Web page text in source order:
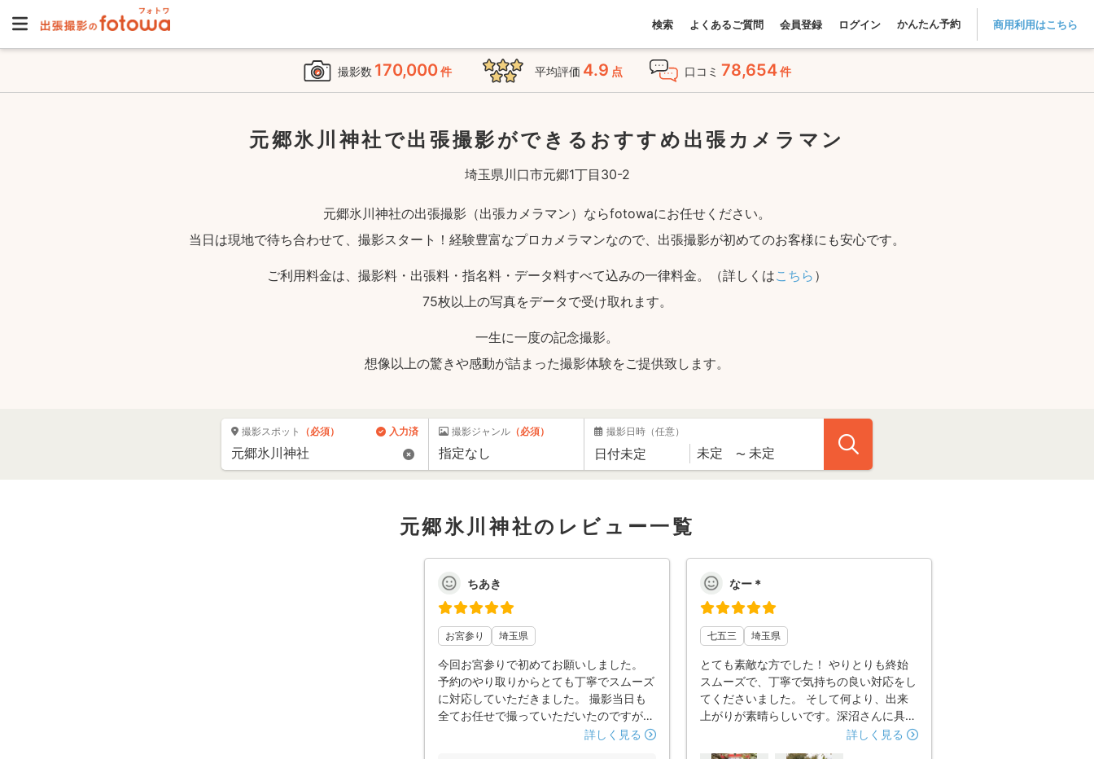
検索 よくあるご質問 会員登録 ログイン かんたん予約 商用利用はこちら
撮影数 170,000件 平均評価 4.9 点 口コミ 78,654件
元郷氷川神社で出張撮影ができる おすすめ出張カメラマン
埼玉県川口市元郷1丁目30-2
元郷氷川神社の出張撮影（出張カメラマン）ならfotowaにお任せください。
当日は現地で待ち合わせて、撮影スタート！経験豊富なプロカメラマンなので、出張撮影が初めてのお客様にも安心です。
ご利用料金は、撮影料・出張料・指名料・データ料すべて込みの一律料金。（詳しくはこちら ）
75枚以上の写真をデータで受け取れます。
一生に一度の記念撮影。
想像以上の驚きや感動が詰まった撮影体験をご提供致します。
撮影スポット （必須） 入力済 撮影ジャンル （必須） 撮影日時 （任意）
元郷氷川神社のレビュー一覧
ちあき
お宮参り 埼玉県
今回お宮参りで初めてお願いしました。
予約のやり取りからとても丁寧でスムーズ
に対応していただきました。 撮影当日も
全てお任せで撮っていただいたのですが、
凄く満足できる仕上がりでした。 撮影デ
詳しく見る
なー＊
七五三 埼玉県
とても素敵な方でした！ やりとりも終始
スムーズで、丁寧で気持ちの良い対応をし
てくださいました。 そして何より、出来
上がりが素晴らしいです。深沼さんに具体
的な撮影シーンのアドバイスをいただけた
詳しく見る